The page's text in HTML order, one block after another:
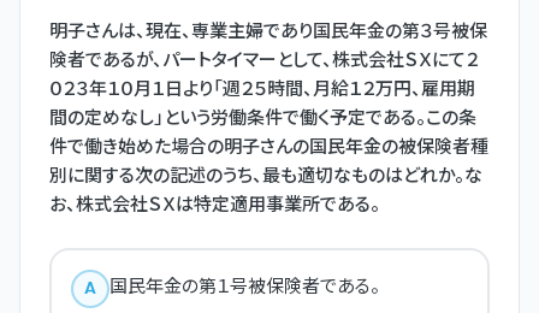
明子さんは、現在、専業主婦であり国民年金の第３号被保
険者であるが、パートタイマーとして、株式会社ＳＸにて２
０２３年１０月１日より「週２５時間、月給１２万円、雇用期
間の定めなし」という労働条件で働く予定である。この条
件で働き始めた場合の明子さんの国民年金の被保険者種
別に関する次の記述のうち、最も適切なものはどれか。な
お、株式会社ＳＸは特定適用事業所である。
A 国民年金の第１号被保険者である。